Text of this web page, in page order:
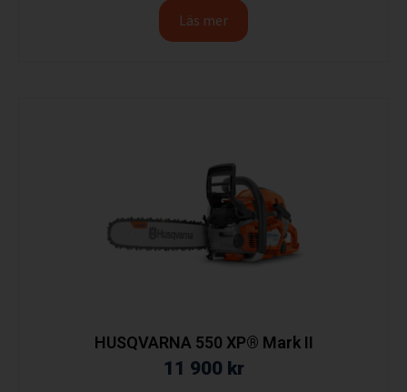
Läs mer
HUSQVARNA 550 XP® Mark II
11 900 kr